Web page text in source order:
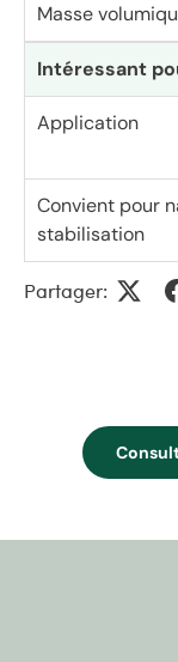
Masse
Intéressant
Application
Convient pour
stabilisation
Partager: